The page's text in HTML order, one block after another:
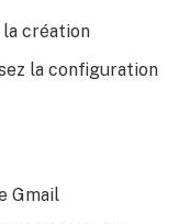
la création
la configuration
Gmail